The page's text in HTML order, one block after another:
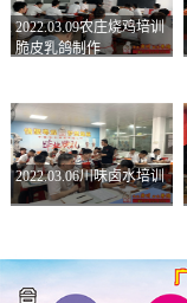
2022.03.09农庄烧鸡培训
脆皮乳鸽制作
2022.03.06川味卤水培训